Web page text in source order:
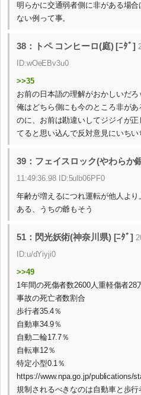
明らかに交通弱者側に非がある場
ない例って事。
38：トペ コンヒーロ(庭) [ﾆﾀﾞ]
ID:wOeEBv3u0
>>35
お前の日本語の理解がおかしいだろ
俺はどちら側にも今のところ非が
のに、お前は勘違いしてジジイが
てると思い込んで反対意見にいちい
39：フェイスロック(やわらか
11:49:36.98 ID:5ulb06PF0
年齢が増えるにつれ運転が他人よ
ある、うちの爺もそう
51：閃光妖術(神奈川県) [ﾆﾀﾞ]
ID:u/dYiyji0
>>49
1年間の死傷者数2600人重軽傷者28
事故の死亡者数割合
歩行者35.4％
自動車34.9％
自動二輪17.7％
自転車12％
特定小型0.1％
https://www.npa.go.jp/publications/
規制されるべきなのは自動車と歩行